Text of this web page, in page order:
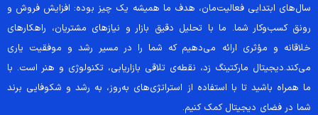
سال‌های ابتدایی فعالیت‌مان، هدف ما همیشه یک چیز بوده: افزایش فروش و
رونق کسب‌وکار شما. ما با تحلیل دقیق بازار و نیازهای مشتریان، راهکارهای
خلاقانه و مؤثری ارائه می‌دهیم که شما را در مسیر رشد و موفقیت یاری
می‌کند.دیجیتال مارکتینگ زد، نقطه‌ی تلاقی بازاریابی، تکنولوژی و هنر است. با
ما همراه باشید تا با استفاده از استراتژی‌های به‌روز، به رشد و شکوفایی برند
شما در فضای دیجیتال کمک کنیم.